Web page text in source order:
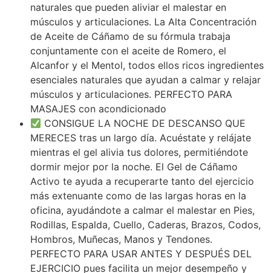
naturales que pueden aliviar el malestar en
músculos y articulaciones. La Alta Concentración
de Aceite de Cáñamo de su fórmula trabaja
conjuntamente con el aceite de Romero, el
Alcanfor y el Mentol, todos ellos ricos ingredientes
esenciales naturales que ayudan a calmar y relajar
músculos y articulaciones. PERFECTO PARA
MASAJES con acondicionado
CONSIGUE LA NOCHE DE DESCANSO QUE
MERECES tras un largo día. Acuéstate y relájate
mientras el gel alivia tus dolores, permitiéndote
dormir mejor por la noche. El Gel de Cáñamo
Activo te ayuda a recuperarte tanto del ejercicio
más extenuante como de las largas horas en la
oficina, ayudándote a calmar el malestar en Pies,
Rodillas, Espalda, Cuello, Caderas, Brazos, Codos,
Hombros, Muñecas, Manos y Tendones.
PERFECTO PARA USAR ANTES Y DESPUÉS DEL
EJERCICIO pues facilita un mejor desempeño y